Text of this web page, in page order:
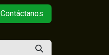
Contáctanos